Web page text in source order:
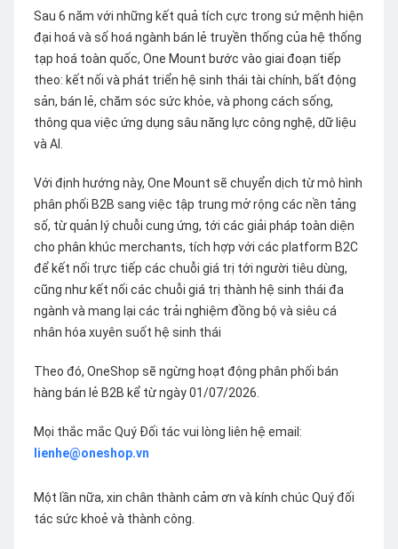
Sau 6 năm với những kết quả tích cực trong sứ mệnh hiện
đại hoá và số hoá ngành bán lẻ truyền thống của hệ thống
tạp hoá toàn quốc, One Mount bước vào giai đoạn tiếp
theo: kết nối và phát triển hệ sinh thái tài chính, bất động
sản, bán lẻ, chăm sóc sức khỏe, và phong cách sống,
thông qua việc ứng dụng sâu năng lực công nghệ, dữ liệu
và AI.
Với định hướng này, One Mount sẽ chuyển dịch từ mô hình
phân phối B2B sang việc tập trung mở rộng các nền tảng
số, từ quản lý chuỗi cung ứng, tới các giải pháp toàn diện
cho phân khúc merchants, tích hợp với các platform B2C
để kết nối trực tiếp các chuỗi giá trị tới người tiêu dùng,
cũng như kết nối các chuỗi giá trị thành hệ sinh thái đa
ngành và mang lại các trải nghiệm đồng bộ và siêu cá
nhân hóa xuyên suốt hệ sinh thái
Theo đó, OneShop sẽ ngừng hoạt động phân phối bán
hàng bán lẻ B2B kể từ ngày 01/07/2026.
Mọi thắc mắc Quý Đối tác vui lòng liên hệ email:
lienhe@oneshop.vn
Một lần nữa, xin chân thành cảm ơn và kính chúc Quý đối
tác sức khoẻ và thành công.